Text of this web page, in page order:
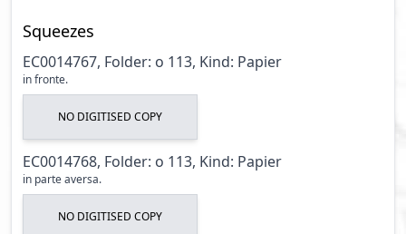
Squeezes
EC0014767, Folder: o 113, Kind: Papier
in fronte.
NO DIGITISED COPY
EC0014768, Folder: o 113, Kind: Papier
in parte aversa.
NO DIGITISED COPY